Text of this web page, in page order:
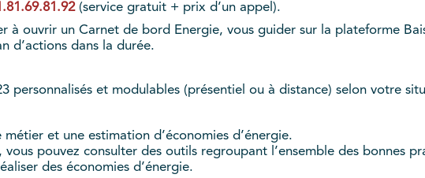
(service gratuit + prix d’un appel).
à ouvrir un Carnet de bord Energie, vous guider sur la plateforme
d’actions dans la durée.
personnalisés et modulables (présentiel ou à distance) selon votre
et une estimation d’économies d’énergie.
vous pouvez consulter des outils regroupant l’ensemble des bonnes
des économies d’énergie.